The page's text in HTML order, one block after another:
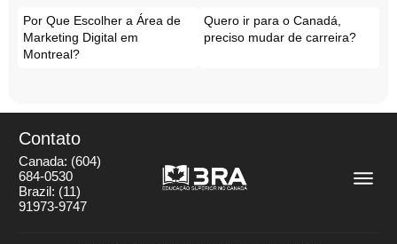
Por Que Escolher a Área de
Marketing Digital em
Montreal?
Quero ir para o Canadá,
preciso mudar de carreira?
Contato
Canada: (604)
684-0530
Brazil: (11)
91973-9747